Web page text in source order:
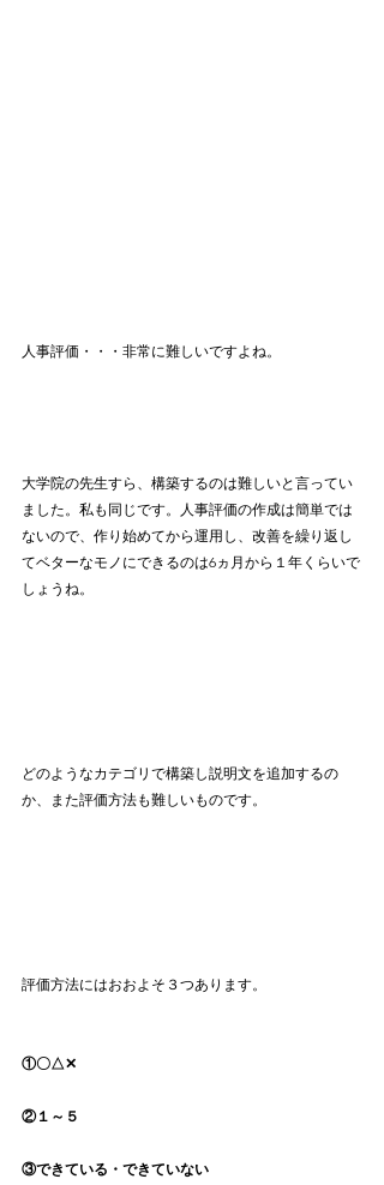
人事評価・・・非常に難しいですよね。
大学院の先生すら、構築するのは難しいと言ってい
ました。私も同じです。人事評価の作成は簡単では
ないので、作り始めてから運用し、改善を繰り返し
てベターなモノにできるのは6ヵ月から１年くらいで
しょうね。
どのようなカテゴリで構築し説明文を追加するの
か、また評価方法も難しいものです。
評価方法にはおおよそ３つあります。
①〇△✕
②１～５
③できている・できていない